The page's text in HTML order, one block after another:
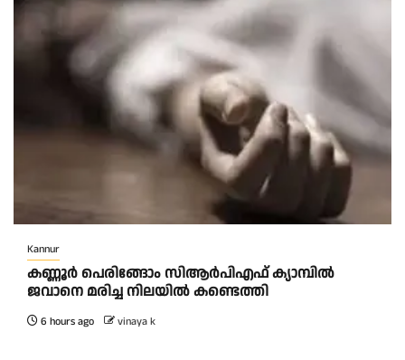
Kannur
കണ്ണൂർ പെരിങ്ങോം സിആർപിഎഫ് ക്യാമ്പിൽ
ജവാനെ മരിച്ച നിലയിൽ കണ്ടെത്തി
6 hours ago vinaya k